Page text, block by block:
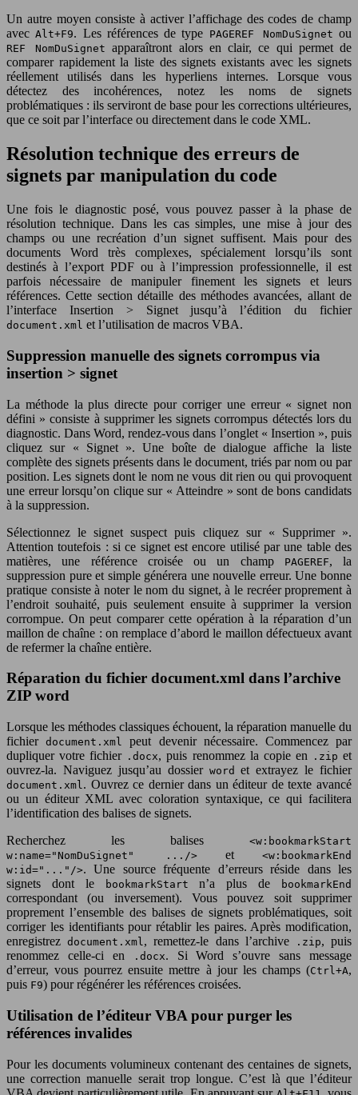
Un autre moyen consiste à activer l’affichage des codes de champ
avecAlt+F9. Les références de type PAGEREF NomDuSignet ou
REF NomDuSignet apparaîtront alors en clair, ce qui permet de
comparer rapidement la liste des signets existants avec les signets
réellement utilisés dans les hyperliens internes. Lorsque vous
détectez des incohérences, notez les noms de signets
problématiques : ils serviront de base pour les corrections ultérieures,
que ce soit par l’interface ou directement dans le code XML.
Résolution technique des erreurs de
signets par manipulation du code
Une fois le diagnostic posé, vous pouvez passer à la phase de
résolution technique. Dans les cas simples, une mise à jour des
champs ou une recréation d’un signet suffisent. Mais pour des
documents Word très complexes, spécialement lorsqu’ils sont
destinés à l’export PDF ou à l’impression professionnelle, il est
parfois nécessaire de manipuler finement les signets et leurs
références. Cette section détaille des méthodes avancées, allant de
l’interface Insertion > Signet jusqu’à l’édition du fichier
document.xml et l’utilisation de macros VBA.
Suppression manuelle des signets corrompus via
insertion > signet
La méthode la plus directe pour corriger une erreur « signet non
défini » consiste à supprimer les signets corrompus détectés lors du
diagnostic. Dans Word, rendez-vous dans l’onglet « Insertion », puis
cliquez sur « Signet ». Une boîte de dialogue affiche la liste
complète des signets présents dans le document, triés par nom ou par
position. Les signets dont le nom ne vous dit rien ou qui provoquent
une erreur lorsqu’on clique sur « Atteindre » sont de bons candidats
à la suppression.
Sélectionnez le signet suspect puis cliquez sur « Supprimer ».
Attention toutefois : si ce signet est encore utilisé par une table des
matières, une référence croisée ou un champ
PAGEREF, la
suppression pure et simple générera une nouvelle erreur. Une bonne
pratique consiste à noter le nom du signet, à le recréer proprement à
l’endroit souhaité, puis seulement ensuite à supprimer la version
corrompue. On peut comparer cette opération à la réparation d’un
maillon de chaîne : on remplace d’abord le maillon défectueux avant
de refermer la chaîne entière.
Réparation du fichier document.xml dans l’archive
ZIP word
Lorsque les méthodes classiques échouent, la réparation manuelle du
fichierdocument.xml
peut devenir nécessaire. Commencez par
dupliquer votre fichier .docx, puis renommez la copie en .zip et
ouvrez-la. Naviguez jusqu’au dossier word et extrayez le fichier
document.xml. Ouvrez ce dernier dans un éditeur de texte avancé
ou un éditeur XML avec coloration syntaxique, ce qui facilitera
l’identification des balises de signets.
Recherchez les balises <w:bookmarkStart
w:name="NomDuSignet" .../> et <w:bookmarkEnd
w:id="..."/>. Une source fréquente d’erreurs réside dans les
signets dont le
bookmarkStart n’a plus de bookmarkEnd
correspondant (ou inversement). Vous pouvez soit supprimer
proprement l’ensemble des balises de signets problématiques, soit
corriger les identifiants pour rétablir les paires. Après modification,
enregistrezdocument.xml, remettez-le dans l’archive .zip, puis
renommez celle-ci en
.docx. Si Word s’ouvre sans message
d’erreur, vous pourrez ensuite mettre à jour les champs (Ctrl+A,
puis F9) pour régénérer les références croisées.
Utilisation de l’éditeur VBA pour purger les
références invalides
Pour les documents volumineux contenant des centaines de signets,
une correction manuelle serait trop longue. C’est là que l’éditeur